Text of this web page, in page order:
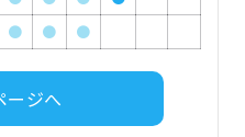
● ● ●
ージへ